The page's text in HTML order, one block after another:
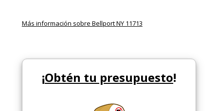
Más información sobre Bellport NY 11713
¡Obtén tu presupuesto!